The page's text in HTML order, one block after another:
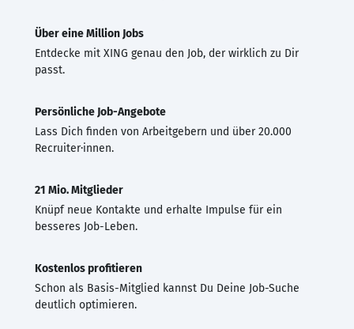
Über eine Million Jobs
Entdecke mit XING genau den Job, der wirklich zu Dir
passt.
Persönliche Job-Angebote
Lass Dich finden von Arbeitgebern und über 20.000
Recruiter·innen.
21 Mio. Mitglieder
Knüpf neue Kontakte und erhalte Impulse für ein
besseres Job-Leben.
Kostenlos profitieren
Schon als Basis-Mitglied kannst Du Deine Job-Suche
deutlich optimieren.